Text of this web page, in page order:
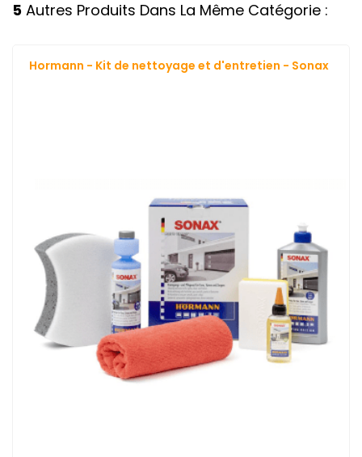
5 Autres Produits Dans La Même Catégorie :
Hormann - Kit de nettoyage et d'entretien - Sonax